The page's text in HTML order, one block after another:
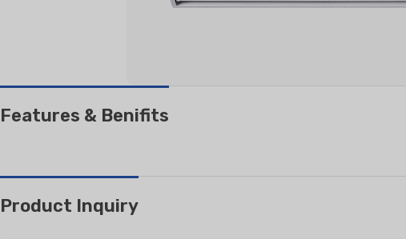
Настенный сплит
Features & Benifits
Product Inquiry